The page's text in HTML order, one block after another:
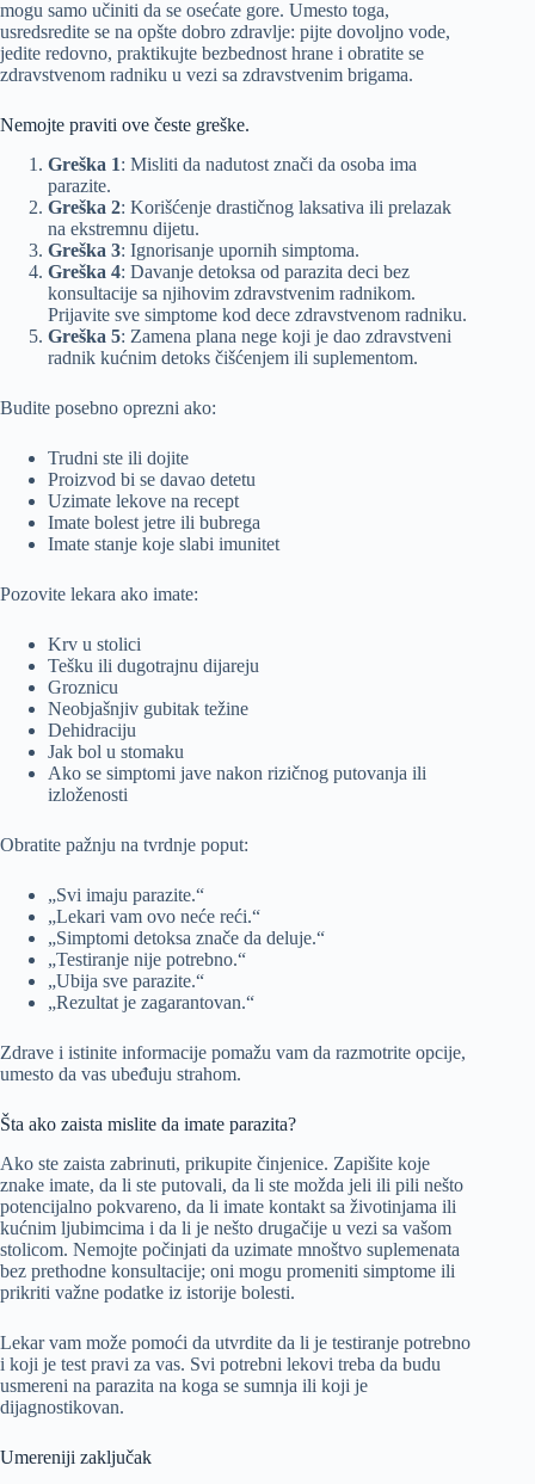
mogu samo učiniti da se osećate gore. Umesto toga,
usredsredite se na opšte dobro zdravlje: pijte dovoljno vode,
jedite redovno, praktikujte bezbednost hrane i obratite se
zdravstvenom radniku u vezi sa zdravstvenim brigama.
Nemojte praviti ove česte greške.
Greška 1: Misliti da nadutost znači da osoba ima
parazite.
Greška 2: Korišćenje drastičnog laksativa ili prelazak
na ekstremnu dijetu.
Greška 3: Ignorisanje upornih simptoma.
Greška 4: Davanje detoksa od parazita deci bez
konsultacije sa njihovim zdravstvenim radnikom.
Prijavite sve simptome kod dece zdravstvenom radniku.
Greška 5: Zamena plana nege koji je dao zdravstveni
radnik kućnim detoks čišćenjem ili suplementom.
Budite posebno oprezni ako:
Trudni ste ili dojite
Proizvod bi se davao detetu
Uzimate lekove na recept
Imate bolest jetre ili bubrega
Imate stanje koje slabi imunitet
Pozovite lekara ako imate:
Krv u stolici
Tešku ili dugotrajnu dijareju
Groznicu
Neobjašnjiv gubitak težine
Dehidraciju
Jak bol u stomaku
Ako se simptomi jave nakon rizičnog putovanja ili
izloženosti
Obratite pažnju na tvrdnje poput:
„Svi imaju parazite.“
„Lekari vam ovo neće reći.“
„Simptomi detoksa znače da deluje.“
„Testiranje nije potrebno.“
„Ubija sve parazite.“
„Rezultat je zagarantovan.“
Zdrave i istinite informacije pomažu vam da razmotrite opcije,
umesto da vas ubeđuju strahom.
Šta ako zaista mislite da imate parazita?
Ako ste zaista zabrinuti, prikupite činjenice. Zapišite koje
znake imate, da li ste putovali, da li ste možda jeli ili pili nešto
potencijalno pokvareno, da li imate kontakt sa životinjama ili
kućnim ljubimcima i da li je nešto drugačije u vezi sa vašom
stolicom. Nemojte počinjati da uzimate mnoštvo suplemenata
bez prethodne konsultacije; oni mogu promeniti simptome ili
prikriti važne podatke iz istorije bolesti.
Lekar vam može pomoći da utvrdite da li je testiranje potrebno
i koji je test pravi za vas. Svi potrebni lekovi treba da budu
usmereni na parazita na koga se sumnja ili koji je
dijagnostikovan.
Umereniji zaključak